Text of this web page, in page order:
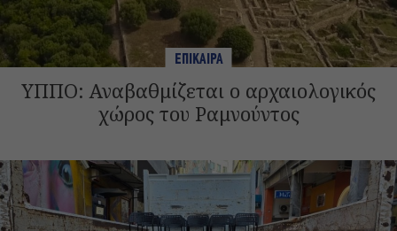
ΕΠΙΚΑΙΡΑ
ΥΠΠΟ: Αναβαθμίζεται ο αρχαιολογικός
χώρος του Ραμνούντος